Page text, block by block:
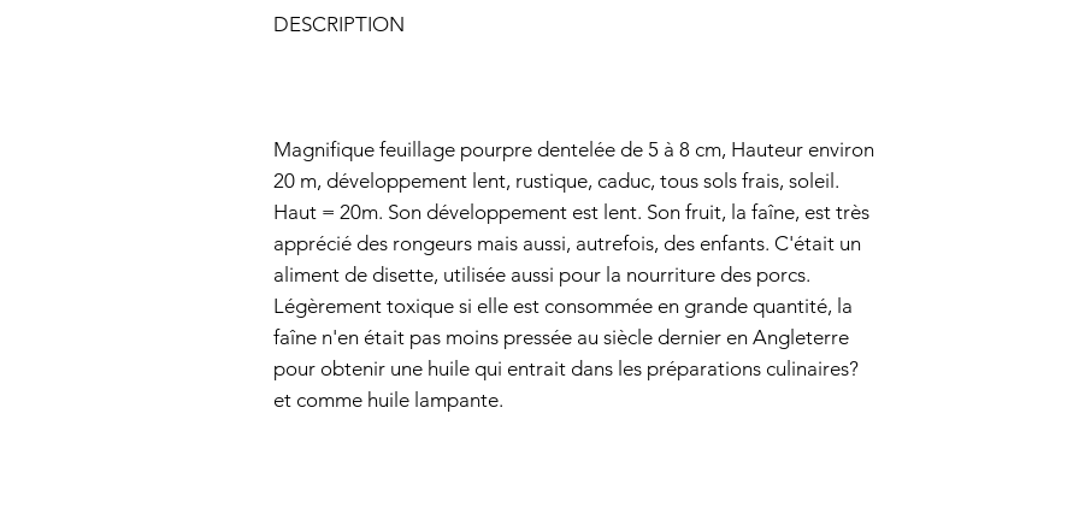
DESCRIPTION
Magnifique feuillage pourpre dentelée de 5 à 8 cm, Hauteur environ
20 m, développement lent, rustique, caduc, tous sols frais, soleil.
Haut = 20m. Son développement est lent. Son fruit, la faîne, est très
apprécié des rongeurs mais aussi, autrefois, des enfants. C'était un
aliment de disette, utilisée aussi pour la nourriture des porcs.
Légèrement toxique si elle est consommée en grande quantité, la
faîne n'en était pas moins pressée au siècle dernier en Angleterre
pour obtenir une huile qui entrait dans les préparations culinaires?
et comme huile lampante.